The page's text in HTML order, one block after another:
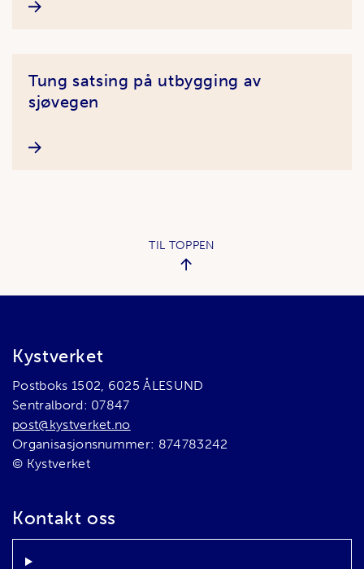
Tung satsing på utbygging av
sjøvegen
TIL TOPPEN
Bunnområde
Kystverket
Postboks 1502, 6025 ÅLESUND
Sentralbord: 07847
post@kystverket.no
Organisasjonsnummer: 874783242
© Kystverket
Kontakt oss